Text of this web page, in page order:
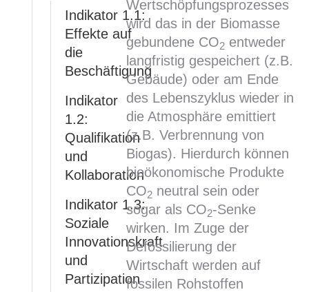
Indikator 1.1:
Effekte auf
die
Beschäftigung
Indikator
1.2:
Qualifikation
und
Kollaboration
Indikator 1.3:
Soziale
Innovationskraft
und
Partizipation
Wertschöpfungsprozesses
wird das in der Biomasse
gebundene CO2 entweder
langfristig gespeichert (z.B.
Gebäude) oder am Ende
des Lebenszyklus wieder in
die Atmosphäre emittiert
(z.B. Verbrennung von
Biogas). Hierdurch können
bioökonomische Produkte
CO2 neutral sein oder
sogar als CO2-Senke
wirken. Im Zuge der
Defossilierung der
Wirtschaft werden auf
fossilen Rohstoffen